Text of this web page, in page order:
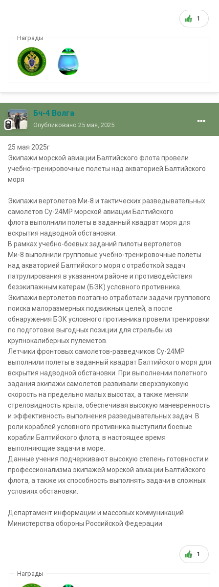
1
Награды
Бч-4 Волга
Опубликовано 25 мая, 2025
25 мая 2025г
Экипажи морской авиации Балтийского флота провели
учебно-тренировочные полеты над акваторией Балтийского
моря
Экипажи вертолетов Ми-8 и тактических разведывательных
самолётов Су-24МР морской авиации Балтийского
флота выполнили полеты в заданный квадрат моря для
вскрытия надводной обстановки.
В рамках учебно-боевых заданий пилоты вертолетов
Ми-8 выполнили групповые учебно-тренировочные полёты
над акваторией Балтийского моря с отработкой задач
патрулирования в указанном районе и противодействия
безэкипажным катерам (БЭК) условного противника.
Экипажи вертолетов поэтапно отработали задачи группового
поиска малоразмерных подвижных целей, а после
обнаружения БЭК условного противника провели тренировки
по подготовке выгодных позиции для стрельбы из
крупнокалиберных пулемётов.
Летчики фронтовых самолетов-разведчиков Су-24МР
выполнили полеты в заданный квадрат Балтийского моря для
вскрытия надводной обстановки. При выполнении полетного
задания экипажи самолетов развивали сверхзвуковую
скорость на предельно малых высотах, а также меняли
стреловидность крыла, обеспечивая высокую маневренность
и эффективность выполнения разведывательных задач. В
роли кораблей условного противника выступили боевые
корабли Балтийского флота, в настоящее время
выполняющие задачи в море.
Данные учения подчеркивают высокую степень готовности и
профессионализма экипажей морской авиации Балтийского
флота, а также их способность выполнять задачи в сложных
условиях обстановки.
Департамент информации и массовых коммуникаций
Министерства обороны Российской Федерации
1
Награды